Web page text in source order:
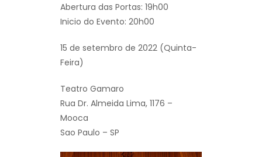
Abertura das Portas: 19h00
Inicio do Evento: 20h00
15 de setembro de 2022 (Quinta-
Feira)
Teatro Gamaro
Rua Dr. Almeida Lima, 1176 –
Mooca
Sao Paulo – SP